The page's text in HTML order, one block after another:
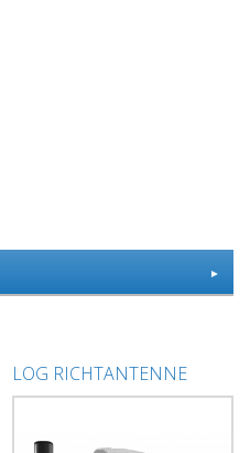
LOG RICHTANTENNE